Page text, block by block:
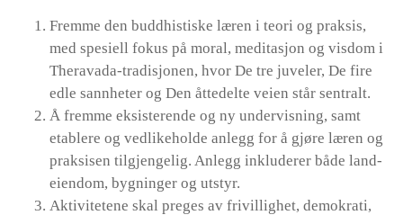
Fremme den buddhistiske læren i teori og praksis,
med spesiell fokus på moral, meditasjon og visdom i
Theravada-tradisjonen, hvor De tre juveler, De fire
edle sannheter og Den åttedelte veien står sentralt.
Å fremme eksisterende og ny undervisning, samt
etablere og vedlikeholde anlegg for å gjøre læren og
praksisen tilgjengelig. Anlegg inkluderer både land-
eiendom, bygninger og utstyr.
Aktivitetene skal preges av frivillighet, demokrati,